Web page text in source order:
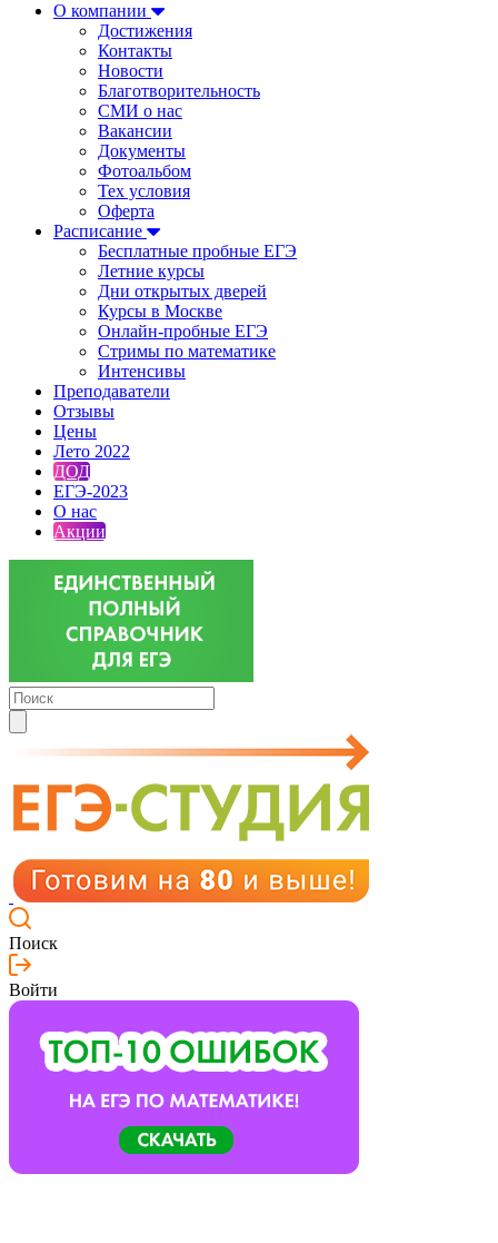
О компании
Достижения
Контакты
Новости
Благотворительность
СМИ о нас
Вакансии
Документы
Фотоальбом
Тех условия
Оферта
Расписание
Бесплатные пробные ЕГЭ
Летние курсы
Дни открытых дверей
Курсы в Москве
Онлайн-пробные ЕГЭ
Стримы по математике
Интенсивы
Преподаватели
Отзывы
Цены
Лето 2022
ДОД
ЕГЭ-2023
О нас
Акции
Поиск
Войти